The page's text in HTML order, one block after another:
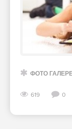
ФОТО
619 0